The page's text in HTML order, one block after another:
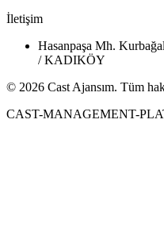
İletişim
Hasanpaşa Mh.
/ KADIKÖY
© 2026 Cast Ajansım. Tüm
CAST-MANAGEMENT-